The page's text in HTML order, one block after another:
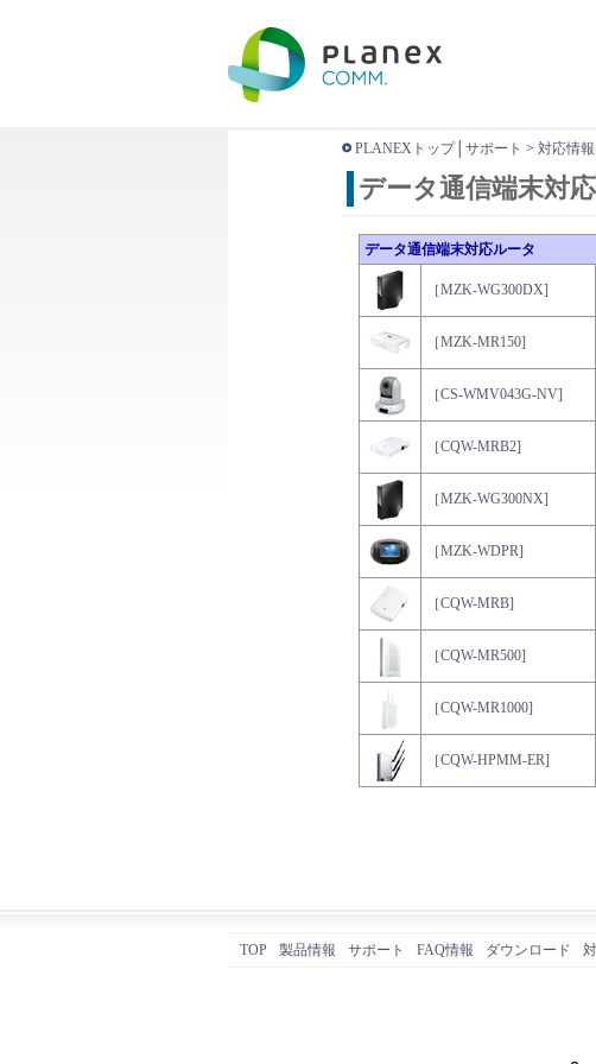
PLANEXトップ│ サポート > 対応情報
データ通信端末対
データ通信端末対応ルータ
［MZK-WG300DX]
［MZK-MR150]
［CS-WMV043G-NV]
［CQW-MRB2]
［MZK-WG300NX]
［MZK-WDPR]
［CQW-MRB]
［CQW-MR500]
［CQW-MR1000]
［CQW-HPMM-ER]
TOP 製品情報 サポート FAQ情報 ダウンロード